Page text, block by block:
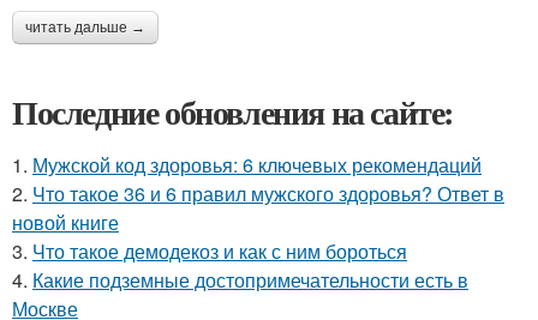
читать дальше →
Последние обновления на сайте:
1. Мужской код здоровья: 6 ключевых рекомендаций
2. Что такое 36 и 6 правил мужского здоровья? Ответ в
новой книге
3. Что такое демодекоз и как с ним бороться
4. Какие подземные достопримечательности есть в
Москве